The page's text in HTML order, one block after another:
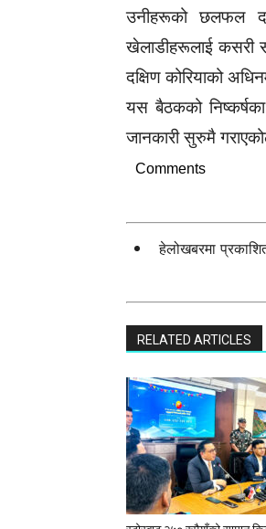
उनीहरूको छलफल
खेलाडीहरूलाई कसरी
दक्षिण कोरियाको
यस बैठकको
जानकारी सुरुमै
Comments
हेलोखबरमा
RELATED ARTICLES